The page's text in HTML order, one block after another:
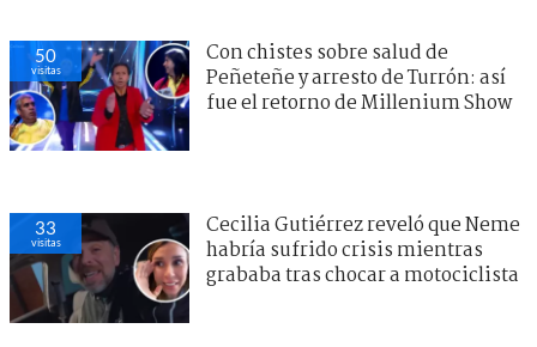
50
visitas
Con chistes sobre salud de
Peñeteñe y arresto de Turrón: así
fue el retorno de Millenium Show
33
visitas
Cecilia Gutiérrez reveló que Neme
habría sufrido crisis mientras
grababa tras chocar a motociclista